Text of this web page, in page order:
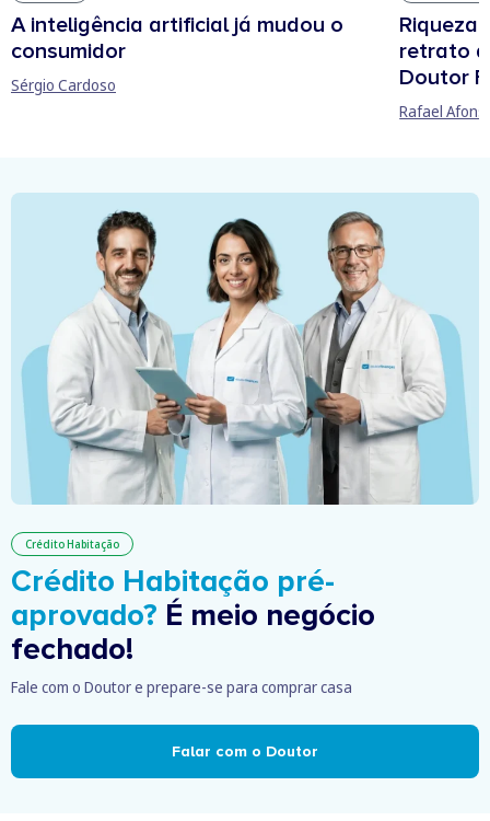
A inteligência artificial já mudou o
consumidor
Sérgio Cardoso
retrato
Doutor
Rafael
Crédito Habitação
Crédito Habitação pré-
aprovado? É meio negócio
fechado!
Fale com o Doutor e prepare-se para comprar casa
Falar com o Doutor